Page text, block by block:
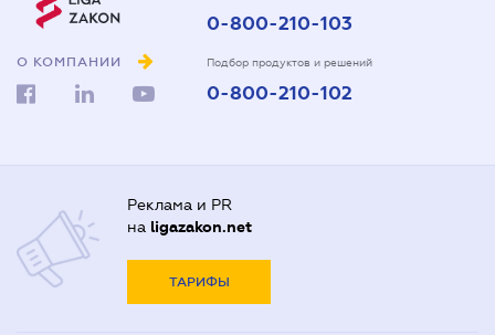
О КОМПАНИИ
0-800-210-103
Подбор продуктов и решений
0-800-210-102
Реклама и PR
на ligazakon.net
ТАРИФЫ